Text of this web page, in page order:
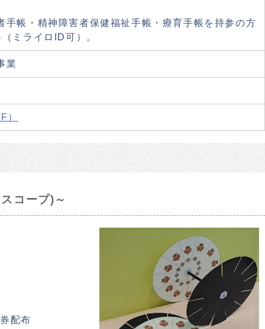
手帳・精神障害者保健福祉手帳・療育手帳を持参の方
ミライロID可）。
業
）
コープ)～
配布